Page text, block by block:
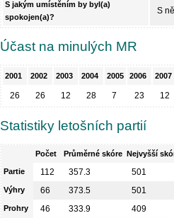
S jakým umístěním by byl(a)
spokojen(a)?
S
Účast na minulých MR
2001 2002 2003 2004 2005 2006 2007
26 26 12 28 7 23 12
Statistiky letošních partií
Počet Průměrné skóre Nejvyšší
Partie 112 357.3 501
Výhry 66 373.5 501
Prohry 46 333.9 409